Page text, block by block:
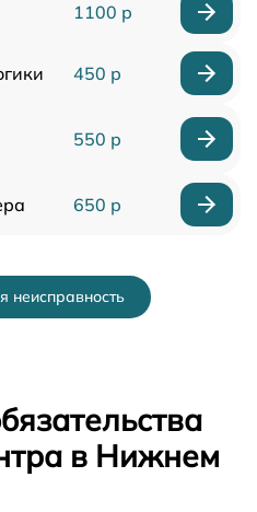
1100 р
450 р
550 р
650 р
неисправность
в Нижнем